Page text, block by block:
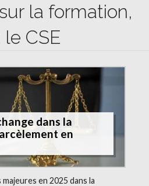
la formation,
CSE
dans la
en
en 2025 dans la